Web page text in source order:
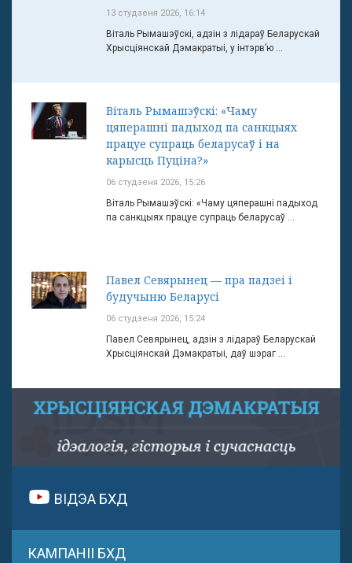
13 студзеня 2026, 16:14
Віталь Рымашэўскі, адзін з лідараў Беларускай
Хрысціянскай Дэмакратыі, у інтэрв’ю ...
Віталь Рымашэўскі: «Чаму
цяперашні падыход па санкцыях
працуе супраць беларусаў і на
карысць Пуціна?»
06 студзеня 2026, 15:26
Віталь Рымашэўскі: «Чаму цяперашні падыход
па санкцыях працуе супраць беларусаў ...
Павел Севярынец — пра падзеі і
будучыню Беларусі
06 студзеня 2026, 15:24
Павел Севярынец, адзін з лідараў Беларускай
Хрысціянскай Дэмакратыі, даў шэраг ...
ВІДЭА БХД
КАМПАНІІ БХД